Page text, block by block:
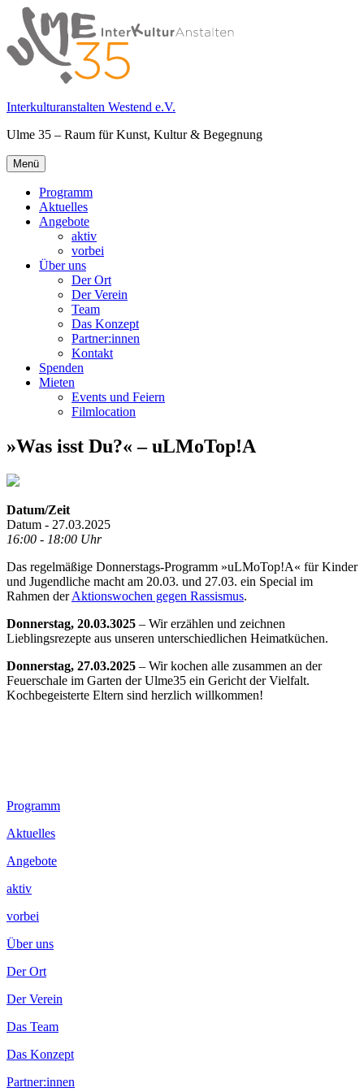
Springe
zum
Inhalt
Interkulturanstalten Westend e.V.
Ulme 35 – Raum für Kunst, Kultur & Begegnung
Primäres
Menü
Menü
Programm
Aktuelles
Angebote
aktiv
vorbei
Über uns
Der Ort
Der Verein
Team
Das Konzept
Partner:innen
Kontakt
Spenden
Mieten
Events und Feiern
Filmlocation
»Was isst Du?« – uLMoTop!A
Datum/Zeit
Datum - 27.03.2025
16:00 - 18:00 Uhr
Das regelmäßige Donnerstags-Programm »uLMoTop!A« für Kinder
und Jugendliche macht am 20.03. und 27.03. ein Special im
Rahmen derAktionswochen gegen Rassismus.
Donnerstag, 20.03.3025 – Wir erzählen und zeichnen
Lieblingsrezepte aus unseren unterschiedlichen Heimatküchen.
Donnerstag, 27.03.2025 – Wir kochen alle zusammen an der
Feuerschale im Garten der Ulme35 ein Gericht der Vielfalt.
Kochbegeisterte Eltern sind herzlich willkommen!
Footer
Inhalt
Programm
Aktuelles
Angebote
aktiv
vorbei
Über uns
Der Ort
Der Verein
Das Team
Das Konzept
Partner:innen